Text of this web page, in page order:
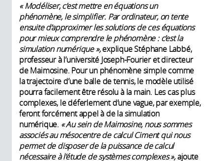
« Modéliser, c’est mettre en équations un
phénomène, le simplifier. Par ordinateur, on tente
ensuite d’approximer les solutions de ces équations
pour mieux comprendre le phénomène : c’est la
simulation numérique »,explique Stéphane Labbé,
professeur à l’université Joseph-Fourier et directeur
de Maimosine. Pour un phénomène simple comme
la trajectoire d’une balle de tennis, le modèle utilisé
pourra facilement être résolu à la main. Les cas plus
complexes, le déferlement d’une vague, par exemple,
feront forcément appel à de la simulation
numérique. « Au sein de Maimosine, nous sommes
associés au mésocentre de calcul Cimentqui nous
permet de disposer de la puissance de calcul
nécessaire à l’étude de systèmes complexes »,ajoute